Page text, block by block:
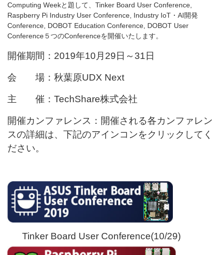
Computing Weekと題して、Tinker Board User Conference,
Raspberry Pi Industry User Conference, Industry IoT・AI開発
Conference, DOBOT Education Conference, DOBOT User
Conference５つのConferenceを開催いたします。
開催期間：2019年10月29日～31日
会 場：秋葉原UDX Next
主 催：TechShare株式会社
開催カンファレンス：開催される各カンファレン
スの詳細は、下記のアインコンをクリックしてく
ださい。
Tinker Board User Conference(10/29)